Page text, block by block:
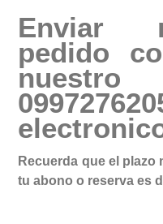
Enviar
pedido
Recuerda que el plazo
tu abono o reserva es